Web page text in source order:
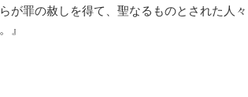
が罪の赦しを得て、聖なるものとされた人々
』